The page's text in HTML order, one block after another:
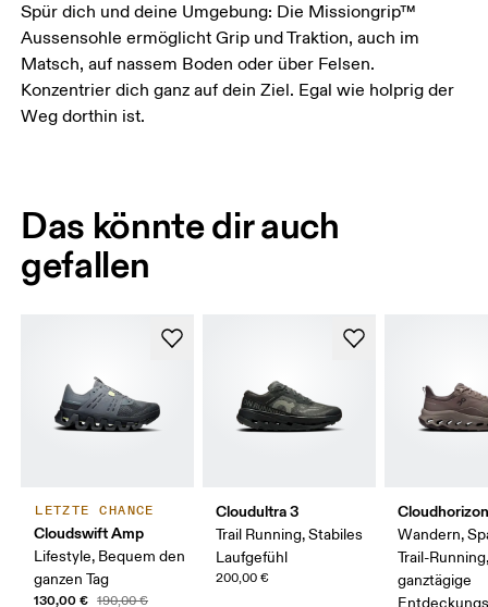
Spür dich und deine Umgebung: Die Missiongrip™
Aussensohle ermöglicht Grip und Traktion, auch im
Matsch, auf nassem Boden oder über Felsen.
Konzentrier dich ganz auf dein Ziel. Egal wie holprig der
Weg dorthin ist.
Das könnte dir auch
gefallen
LETZTE CHANCE
Cloudswift Amp
Lifestyle, Bequem den
ganzen Tag
130,00 € 190,00 €
Cloudultra 3
Trail Running, Stabiles
Laufgefühl
200,00 €
Wandern,
Trail-
ganztägige